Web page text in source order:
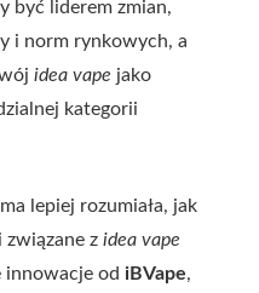
być liderem zmian,
i norm rynkowych, a
idea vape jako
kategorii
lepiej rozumiała, jak
z idea vape
innowacje od iBVape,